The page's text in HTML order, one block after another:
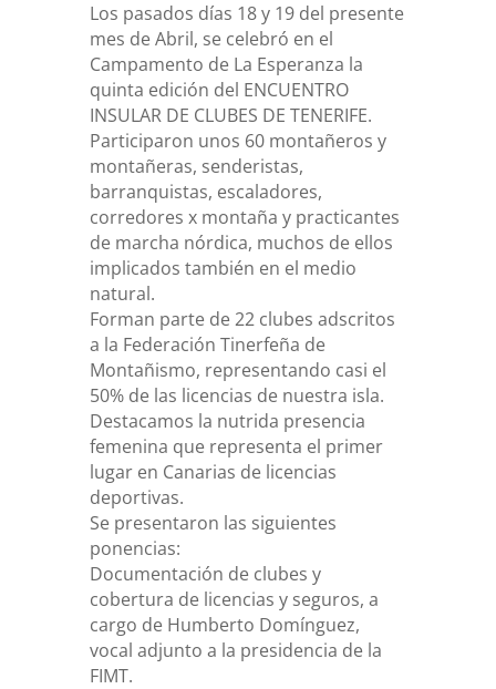
Los pasados días 18 y 19 del presente
mes de Abril, se celebró en el
Campamento de La Esperanza la
quinta edición del ENCUENTRO
INSULAR DE CLUBES DE TENERIFE.
Participaron unos 60 montañeros y
montañeras, senderistas,
barranquistas, escaladores,
corredores x montaña y practicantes
de marcha nórdica, muchos de ellos
implicados también en el medio
natural.
Forman parte de 22 clubes adscritos
a la Federación Tinerfeña de
Montañismo, representando casi el
50% de las licencias de nuestra isla.
Destacamos la nutrida presencia
femenina que representa el primer
lugar en Canarias de licencias
deportivas.
Se presentaron las siguientes
ponencias:
Documentación de clubes y
cobertura de licencias y seguros, a
cargo de Humberto Domínguez,
vocal adjunto a la presidencia de la
FIMT.